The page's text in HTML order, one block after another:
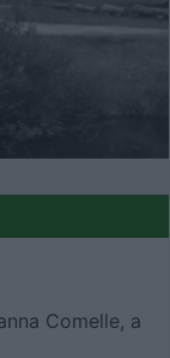
Comelle, a